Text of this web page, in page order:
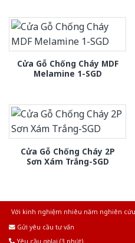
Cửa Gỗ Chống Cháy MDF
Melamine 1-SGD
Cửa Gỗ Chống Cháy 2P
Sơn Xám Trắng-SGD
Với kinh nghiệm nhiêu năm nghiên
Gửi yêu cầu tư vấn
Yêu cầu gọi lại (3 phút)